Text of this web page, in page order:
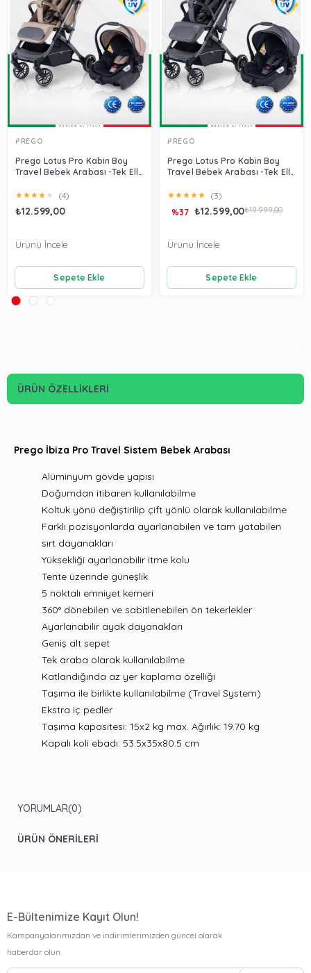
PREGO
Prego Lotus Pro Kabin Boy
Travel Bebek Arabası -Tek Elle
Yağmurluk-Örtü-Kılıf Kahve
★★★★ ★ (4)
₺12.599,00
Sepete Ekle
Ürünü İncele
PREGO
Prego Lotus Pro Kabin Boy
Travel Bebek Arabası -Tek Elle
Yağmurluk-Örtü-Kılıf Füme
★★★★★ (3)
₺12.599,00₺19.999,00
%37
Sepete Ekle
Ürünü İncele
ÜRÜN ÖZELLIKLERI
Prego İbiza Pro Travel Sistem Bebek Arabası
Alüminyum gövde yapısı
Doğumdan itibaren kullanılabilme
Koltuk yönü değiştirilip çift yönlü olarak kullanılabilme
Farklı pozisyonlarda ayarlanabilen ve tam yatabilen
sırt dayanakları
Yüksekliği ayarlanabilir itme kolu
Tente üzerinde güneşlik
5 noktalı emniyet kemeri
360° dönebilen ve sabitlenebilen ön tekerlekler
Ayarlanabilir ayak dayanakları
Geniş alt sepet
Tek araba olarak kullanılabilme
Katlandığında az yer kaplama özelliği
Taşıma ile birlikte kullanılabilme (Travel System)
Ekstra iç pedler
Taşıma kapasitesi: 15x2 kg max. Ağırlık: 19.70 kg
Kapalı koli ebadı: 53.5x35x80.5 cm
YORUMLAR(0)
ÜRÜN ÖNERILERI
E-Bültenimize Kayıt Olun!
Kampanyalarımızdan ve indirimlerimizden güncel olarak
haberdar olun.